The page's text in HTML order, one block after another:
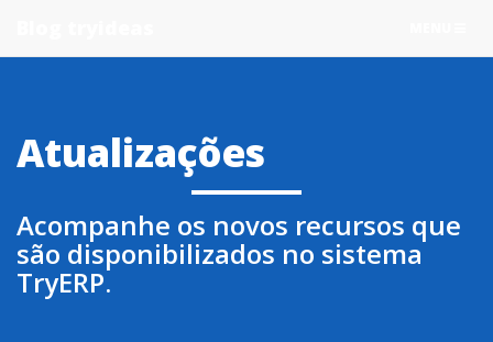
Atualizações
Acompanhe os novos recursos que
são disponibilizados no sistema
TryERP.